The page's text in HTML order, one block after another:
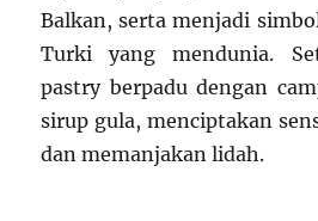
Balkan, serta menjadi
Turki yang mendunia.
pastry berpadu dengan
sirup gula, menciptakan
dan memanjakan lidah.